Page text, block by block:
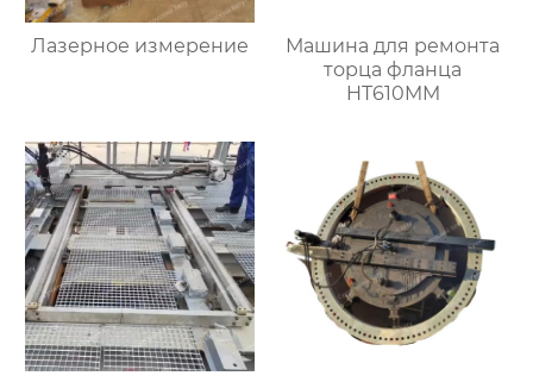
Лазерное измерение
Машина для ремонта
торца фланца
HT610MM